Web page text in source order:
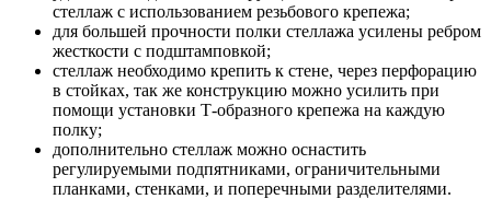
стеллаж с использованием резьбового крепежа;
для большей прочности полки стеллажа усилены ребром
жесткости с подштамповкой;
стеллаж необходимо крепить к стене, через перфорацию
в стойках, так же конструкцию можно усилить при
помощи установки Т-образного крепежа на каждую
полку;
дополнительно стеллаж можно оснастить
регулируемыми подпятниками, ограничительными
планками, стенками, и поперечными разделителями.